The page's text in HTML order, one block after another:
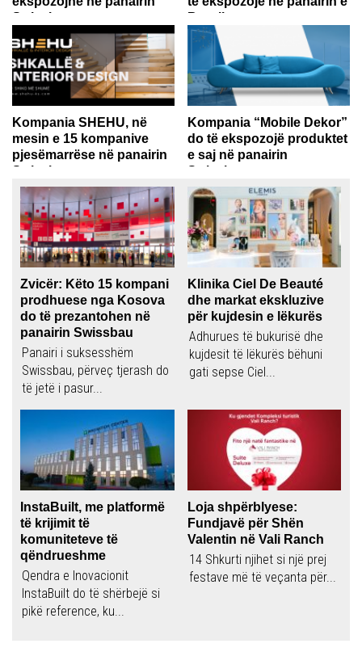
Swissbau
Dardania Model është fabrikë
që merret me prodhimin e
dyerve, dritareve...
Bazelit
Ordo Architecture është një
studio e arkitekturës inovative
e specializuar në...
Kompania SHEHU, në
mesin e 15 kompanive
pjesëmarrëse në panairin
Swissbau
Kompania SHEHU do të jetë në
mesin e 15 kompanive
pjesëmarrëse...
Kompania “Mobile Dekor”
do të ekspozojë produktet
e saj në panairin
Swissbau
Kompania Mobile Dekor është
themeluar në vitin 1983, duke
filluar me...
Zvicër: Këto 15 kompani
prodhuese nga Kosova
do të prezantohen në
panairin Swissbau
Panairi i suksesshëm
Swissbau, përveç tjerash do
të jetë i pasur...
Klinika Ciel De Beauté
dhe markat ekskluzive
për kujdesin e lëkurës
Adhurues të bukurisë dhe
kujdesit të lëkurës bëhuni
gati sepse Ciel...
InstaBuilt, me platformë
të krijimit të
komuniteteve të
qëndrueshme
Qendra e Inovacionit
InstaBuilt do të shërbejë si
pikë reference, ku...
Loja shpërblyese:
Fundjavë për Shën
Valentin në Vali Ranch
14 Shkurti njihet si një prej
festave më të veçanta për...